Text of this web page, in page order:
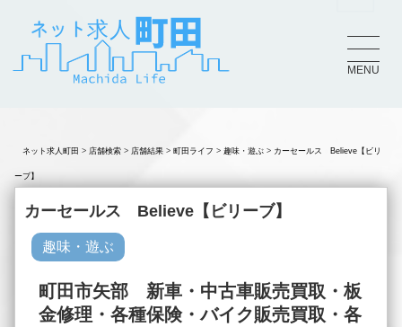
MENU
ネット求人町田 店舗検索 店舗結果 町田ライフ 趣味・遊ぶ カーセールス Believe【ビリ
ーブ】
カーセールス Believe【ビリーブ】
趣味・遊ぶ
町田市矢部 新車・中古車販売買取・板
金修理・各種保険・バイク販売買取・各